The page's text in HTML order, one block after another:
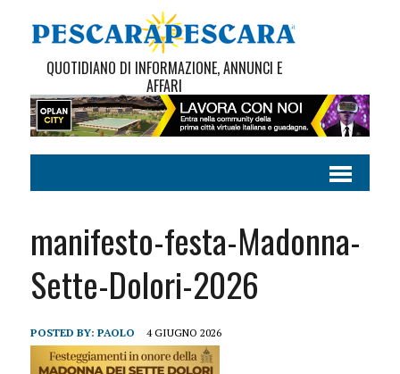
QUOTIDIANO DI INFORMAZIONE, ANNUNCI E
AFFARI
manifesto-festa-Madonna-
Sette-Dolori-2026
POSTED BY: PAOLO 4 GIUGNO 2026